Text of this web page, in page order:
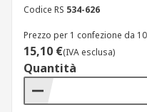
Tipi di terminali a
I terminali a crimpare a
disponibili in una vasta
degli anelli che dei fili.
Codice RS 534-626
Prezzo per 1 confezione da
15,10 €(IVA esclusa)
Quantità